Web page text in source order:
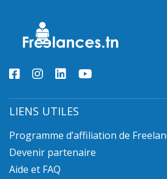
LIENS UTILES
Programme d’affiliation de
Devenir partenaire
Aide et FAQ